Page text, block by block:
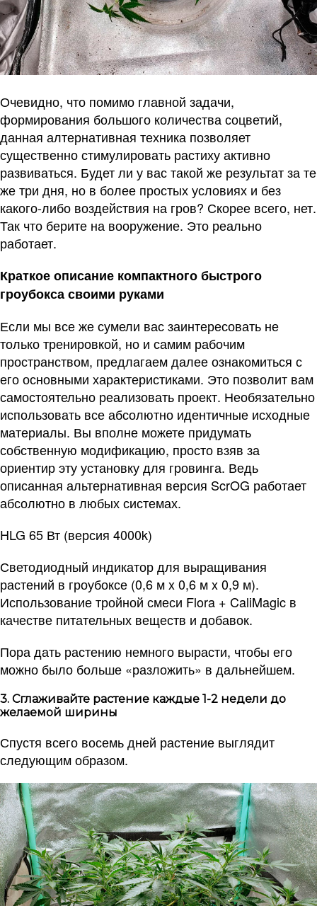
Очевидно, что помимо главной задачи,
формирования большого количества соцветий,
данная алтернативная техника позволяет
существенно стимулировать растиху активно
развиваться. Будет ли у вас такой же результат за те
же три дня, но в более простых условиях и без
какого-либо воздействия на гров? Скорее всего, нет.
Так что берите на вооружение. Это реально
работает.
Краткое описание компактного быстрого
гроубокса своими руками
Если мы все же сумели вас заинтересовать не
только тренировкой, но и самим рабочим
пространством, предлагаем далее ознакомиться с
его основными характеристиками. Это позволит вам
самостоятельно реализовать проект. Необязательно
использовать все абсолютно идентичные исходные
материалы. Вы вполне можете придумать
собственную модификацию, просто взяв за
ориентир эту установку для гровинга. Ведь
описанная альтернативная версия ScrOG работает
абсолютно в любых системах.
HLG 65 Вт (версия 4000k)
Светодиодный индикатор для выращивания
растений в гроубоксе (0,6 м x 0,6 м x 0,9 м).
Использование тройной смеси Flora + CaliMagic в
качестве питательных веществ и добавок.
Пора дать растению немного вырасти, чтобы его
можно было больше «разложить» в дальнейшем.
3. Сглаживайте растение каждые 1-2 недели до
желаемой ширины
Спустя всего восемь дней растение выглядит
следующим образом.